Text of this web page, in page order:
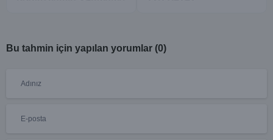
Bu tahmin için yapılan yorumlar (0)